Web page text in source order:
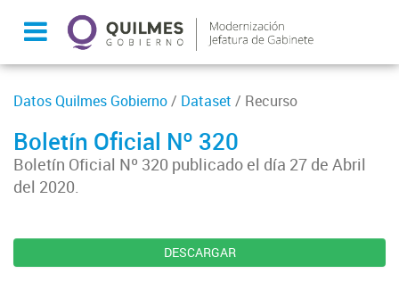
Datos Quilmes Gobierno/ Dataset / Recurso
Boletín Oficial Nº 320
Boletín Oficial Nº 320 publicado el día 27 de Abril
del 2020.
DESCARGAR